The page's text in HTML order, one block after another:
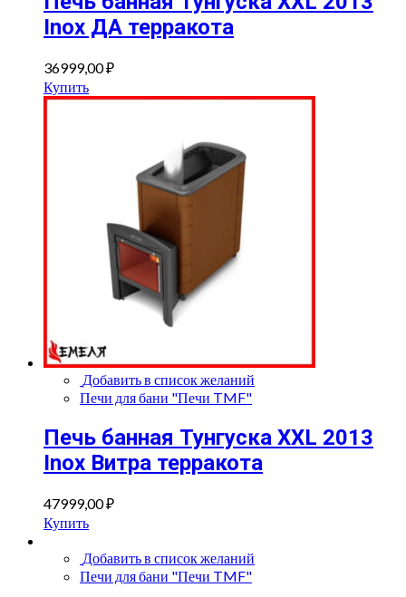
Inox ДА терракота
36999,00₽
Купить
Добавить в список желаний
Печи для бани "Печи TMF"
Печь банная Тунгуска XXL 2013
Inox Витра терракота
47999,00₽
Купить
Добавить в список желаний
Печи для бани "Печи TMF"